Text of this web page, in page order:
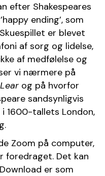
efter Shakespeares
ending’, som
er blevet
af sorg og lidelse,
af medfølelse og
vi nærmere på
og på hvorfor
sandsynligvis
1600-tallets London,
Zoom på computer,
foredraget. Det kan
er som